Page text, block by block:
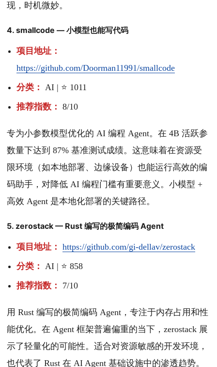
现，时机微妙。
4. smallcode — 小模型也能写代码
项目地址：
https://github.com/Doorman11991/smallcode
分类： AI | ⭐ 1011
推荐指数： 8/10
专为小参数模型优化的 AI 编程 Agent。在 4B 活跃参
数量下达到 87% 基准测试成绩。这意味着在资源受
限环境（如本地部署、边缘设备）也能运行高效的编
码助手，对降低 AI 编程门槛有重要意义。小模型 +
高效 Agent 是本地化部署的关键路径。
5. zerostack — Rust 编写的极简编码 Agent
项目地址： https://github.com/gi-dellav/zerostack
分类： AI | ⭐ 858
推荐指数：
7/10
用 Rust 编写的极简编码 Agent，专注于内存占用和性
能优化。在 Agent 框架普遍偏重的当下，zerostack 展
示了轻量化的可能性。适合对资源敏感的开发环境，
也代表了 Rust 在 AI Agent 基础设施中的渗透趋势。